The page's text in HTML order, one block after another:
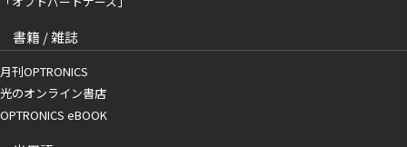
書籍 / 雑誌
月刊OPTRONICS
光のオンライン書店
OPTRONICS eBOOK